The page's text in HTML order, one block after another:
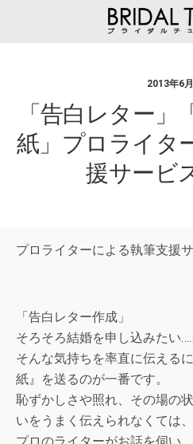
2013年6
「告白レター」
紙」プロライタ
援サービ
プロライターによる執筆支援
「告白レター作成」
そろそろ結婚を申し込みたい
そんな気持ちを率直に伝える
紙』を送るのが一番です。
恥ずかしさや照れ、その場の
いをうまく伝えられなくては